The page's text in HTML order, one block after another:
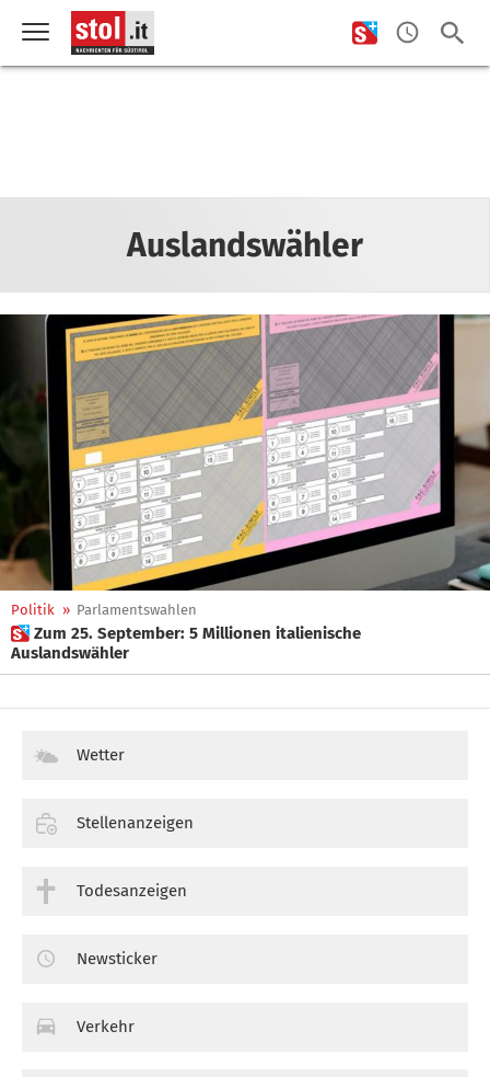
Auslandswähler
Politik » Parlamentswahlen
 Zum 25. September: 5 Millionen italienische
Auslandswähler
Wetter
Stellenanzeigen
Todesanzeigen
Newsticker
Verkehr